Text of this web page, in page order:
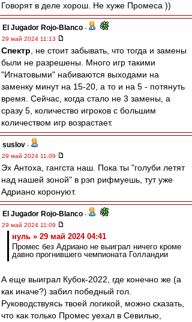
Говорят в деле хорош. Не хуже Промеса ))
El Jugador Rojo-Blanco -
29 май 2024 11:13
Спектр , не стоит забывать, что тогда и замены
были не разрешены. Много игр такими
"Игнатовыми" набиваются выходами на
заменку минут на 15-20, а то и на 5 - потянуть
время. Сейчас, когда стало не 3 замены, а
сразу 5, количество игроков с большим
количеством игр возрастает.
suslov -
29 май 2024 11:09
Эх Антоха, гангста наш. Пока ты "голуби летят
над нашей зоной" в рэп рифмуешь, тут уже
Адриано коронуют.
El Jugador Rojo-Blanco -
29 май 2024 11:09
нуль » 29 май 2024 04:41
Промес без Адриано не выиграл ничего кроме
давно прогнившего чемпионата Голландии
А еще выиграл Кубок-2022, где конечно же (а
как иначе?) забил победный гол.
Руководствуясь твоей логикой, можно сказать,
что как только Промес уехал в Севилью,